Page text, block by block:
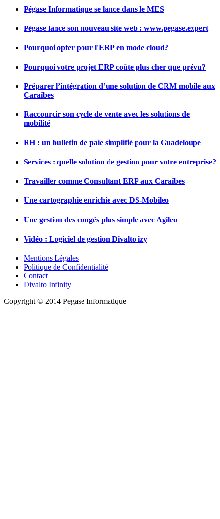
Pégase Informatique se lance dans le MES
Pégase lance son nouveau site web : www.pegase.expert
Pourquoi opter pour l'ERP en mode cloud?
Pourquoi votre projet ERP coûte plus cher que prévu?
Préparer l’intégration d’une solution de CRM mobile aux
Caraïbes
Raccourcir son cycle de vente avec les solutions de
mobilité
RH : un bulletin de paie simplifié pour la Guadeloupe
Services : quelle solution de gestion pour votre entreprise?
Travailler comme Consultant ERP aux Caraïbes
Une cartographie enrichie avec DS-Mobileo
Une gestion des congés plus simple avec Agileo
Vidéo : Logiciel de gestion Divalto izy
Mentions Légales
Politique de Confidentialité
Contact
Divalto Infinity
Copyright © 2014 Pegase Informatique